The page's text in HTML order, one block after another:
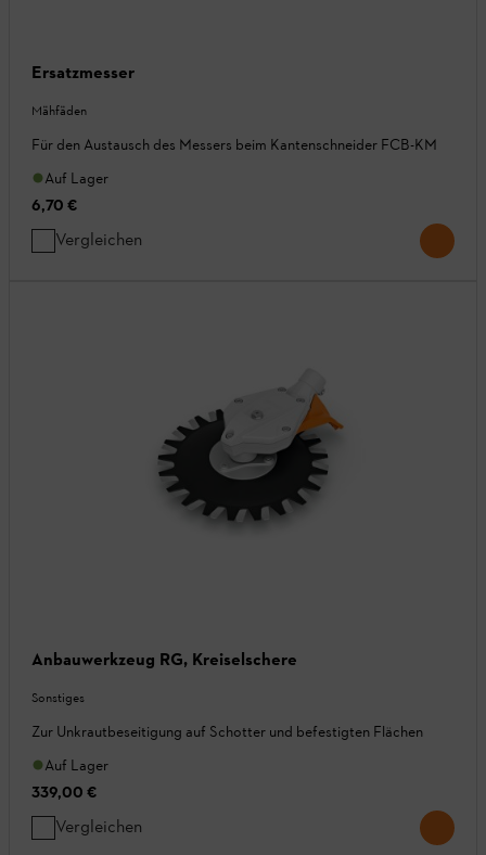
Ersatzmesser
Mähfäden
Für den Austausch des Messers beim Kantenschneider FCB-KM
Auf Lager
6,70 €
Vergleichen
Anbauwerkzeug RG, Kreiselschere
Sonstiges
Zur Unkrautbeseitigung auf Schotter und befestigten Flächen
Auf Lager
339,00 €
Vergleichen